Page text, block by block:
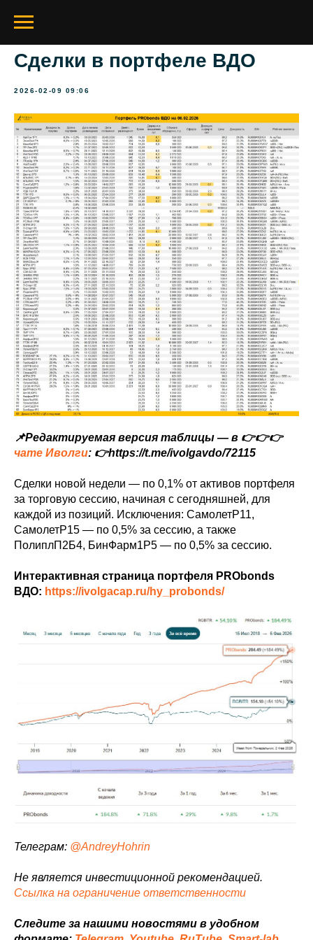
Сделки в портфеле ВДО
2026-02-09 09:06
📌Редактируемая версия таблицы — в 👉👉👉
чате Иволги: 👉https://t.me/ivolgavdo/72115
Сделки новой недели — по 0,1% от активов портфеля
за торговую сессию, начиная с сегодняшней, для
каждой из позиций. Исключения: СамолетP11,
СамолетP15 — по 0,5% за сессию, а также
ПолиплП2Б4, БинФарм1P5 — по 0,5% за сессию.
Интерактивная страница портфеля PRObonds
ВДО: https://ivolgacap.ru/hy_probonds/
Телеграм: @AndreyHohrin
Не является инвестиционной рекомендацией.
Ссылка на ограничение ответственности
Следите за нашими новостями в удобном